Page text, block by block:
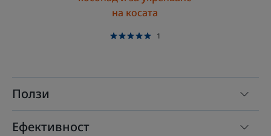
на косата
1
Ползи
Ефективност